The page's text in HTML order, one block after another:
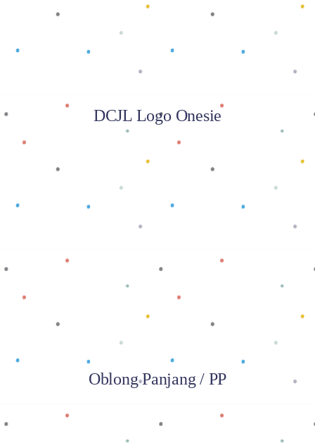
DCJL Logo Onesie
Oblong Panjang / PP